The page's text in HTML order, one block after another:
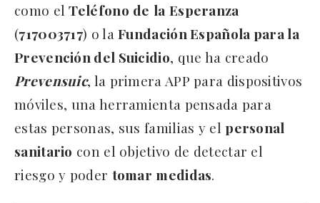
como elTeléfono de la Esperanza
(717003717) o laFundación Española para la
Prevención del Suicidio, que ha creado
Prevensuic, la primera APP para dispositivos
móviles, una herramienta pensada para
estas personas, sus familias y el personal
sanitario con el objetivo de detectar el
riesgo y poder tomar medidas.